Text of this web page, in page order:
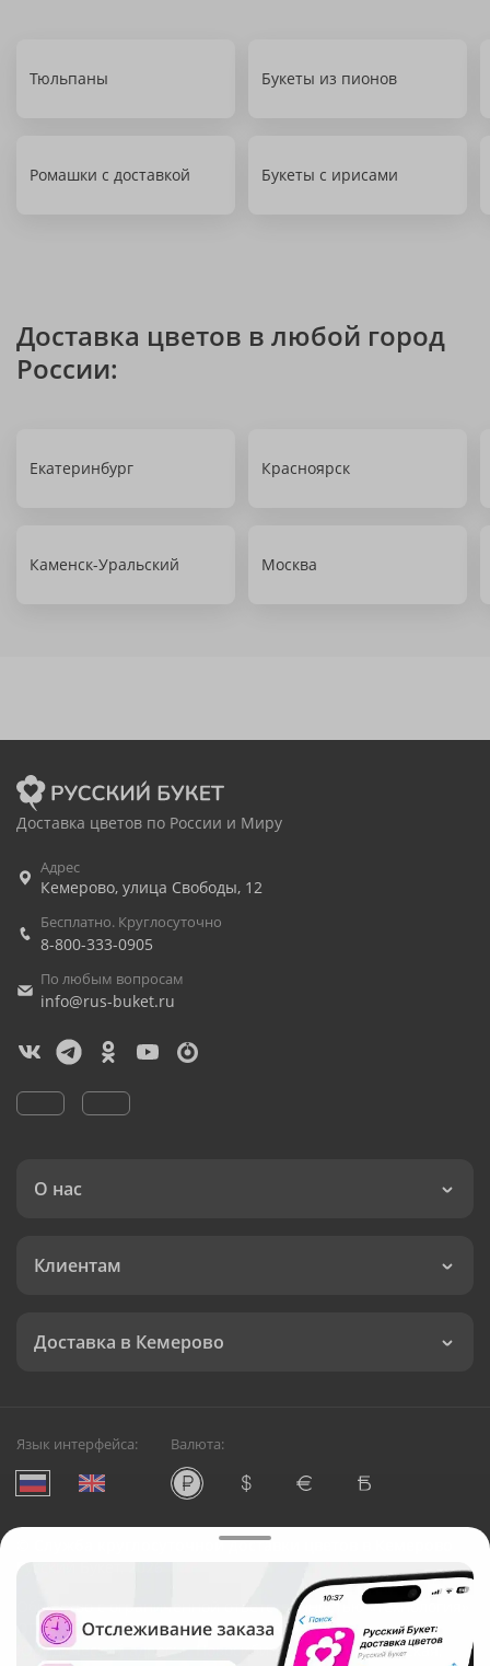
Тюльпаны Букеты из пионов
Ромашки с доставкой Букеты с ирисами
Доставка цветов в любой город
России:
Екатеринбург Красноярск
Каменск-Уральский Москва
Доставка цветов по России и Миру
Адрес
Кемерово, улица Свободы, 12
Бесплатно. Круглосуточно
8-800-333-0905
По любым вопросам
info@rus-buket.ru
О нас
Клиентам
Доставка в Кемерово
Язык интерфейса: Валюта:
Служба круглосуточной доставки цветов в Кемерово
Русский Букет, 2026
Общество с ограниченной ответственностью «Технология»
ОГРН: 1195476081745, ИНН: 5410081997
Юридический адрес: г. Новосибирск, ул. Ипподромская,